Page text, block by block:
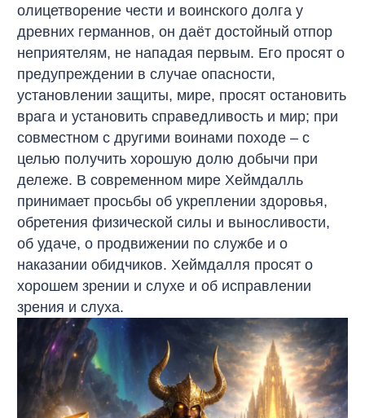
олицетворение чести и воинского долга у
древних германнов, он даёт достойный отпор
неприятелям, не нападая первым. Его просят о
предупреждении в случае опасности,
установлении защиты, мире, просят остановить
врага и установить справедливость и мир; при
совместном с другими воинами походе – с
целью получить хорошую долю добычи при
дележе. В современном мире Хеймдалль
принимает просьбы об укреплении здоровья,
обретения физической силы и выносливости,
об удаче, о продвижении по службе и о
наказании обидчиков. Хеймдалля просят о
хорошем зрении и слухе и об исправлении
зрения и слуха.